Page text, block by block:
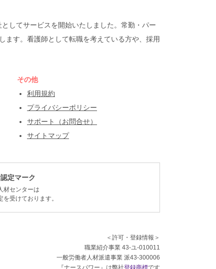
してサービスを開始いたしました。常勤・パー
ます。看護師として転職を考えている方や、採用
その他
利用規約
プライバシーポリシー
サポート（お問合せ）
サイトマップ
定マーク
材センターは
受けております。
＜許可・登録情報＞
職業紹介事業 43-ユ-010011
一般労働者人材派遣事業 派43-300006
『ナースパワー』は弊社登録商標です